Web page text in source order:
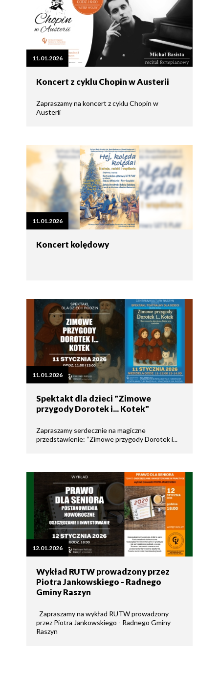
11.01.2026
Koncert z cyklu Chopin w Austerii
Zapraszamy na koncert z cyklu Chopin w
Austerii
11.01.2026
Koncert kolędowy
11.01.2026
Spektakt dla dzieci "Zimowe
przygody Dorotek i... Kotek"
Zapraszamy serdecznie na magiczne
przedstawienie: “Zimowe przygody Dorotek i...
12.01.2026
Wykład RUTW prowadzony przez
Piotra Jankowskiego - Radnego
Gminy Raszyn
Zapraszamy na wykład RUTW prowadzony
przez Piotra Jankowskiego - Radnego Gminy
Raszyn